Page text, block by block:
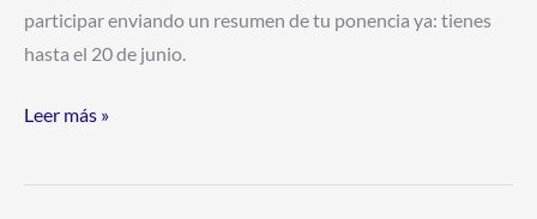
participar enviando un resumen de tu ponencia ya: tienes
hasta el 20 de junio.
Leer más »